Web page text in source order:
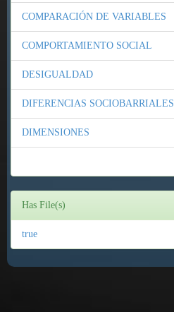
COMPARACIÓN DE VARIABLES
COMPORTAMIENTO SOCIAL
DESIGUALDAD
DIFERENCIAS SOCIOBARRIALES
DIMENSIONES
Has File(s)
true